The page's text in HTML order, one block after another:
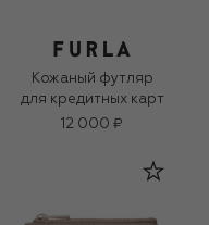
Кожаный футляр
для кредитных карт
12 000 ₽